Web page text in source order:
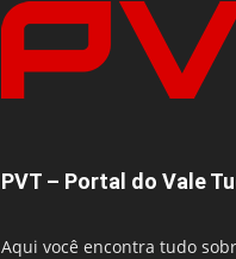
PVT – Portal do Vale
Aqui você encontra tudo